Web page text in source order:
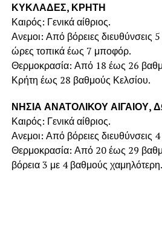
ΚΥΚΛΑΔΕΣ, ΚΡΗΤΗ
Καιρός: Γενικά αίθριος.
Ανεμοι: Από βόρειες διευθύνσεις
ώρες τοπικά έως 7 μποφόρ.
Θερμοκρασία: Από 18 έως 26
Κρήτη έως 28 βαθμούς Κελσίου.
ΝΗΣΙΑ ΑΝΑΤΟΛΙΚΟΥ
Καιρός: Γενικά αίθριος.
Ανεμοι: Από βόρειες διευθύνσεις
Θερμοκρασία: Από 20 έως 29
βόρεια 3 με 4 βαθμούς χαμηλότερη.